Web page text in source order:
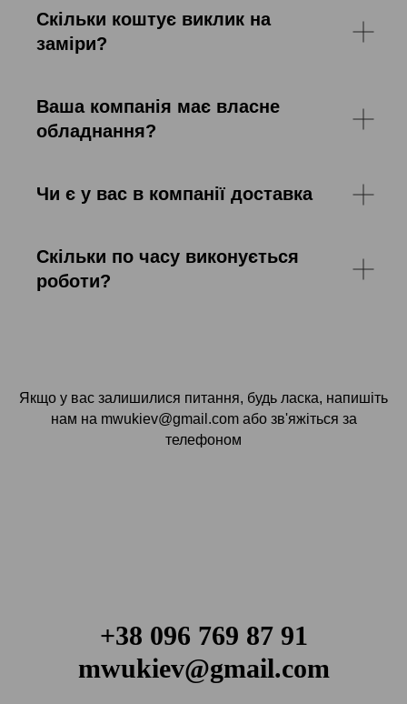
Скільки коштує виклик на
заміри?
Ваша компанія має власне
обладнання?
Чи є у вас в компанії доставка
Скільки по часу виконується
роботи?
Якщо у вас залишилися питання, будь ласка, напишіть
нам на mwukiev@gmail.com або зв'яжіться за
телефоном
+38 096 769 87 91
mwukiev@gmail.com